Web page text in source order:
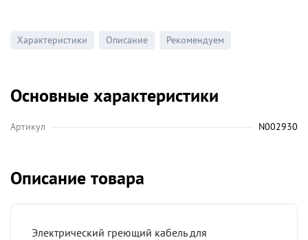
Характеристики Описание Рекомендуем
Основные характеристики
Артикул N002930
Описание товара
Электрический греющий кабель для